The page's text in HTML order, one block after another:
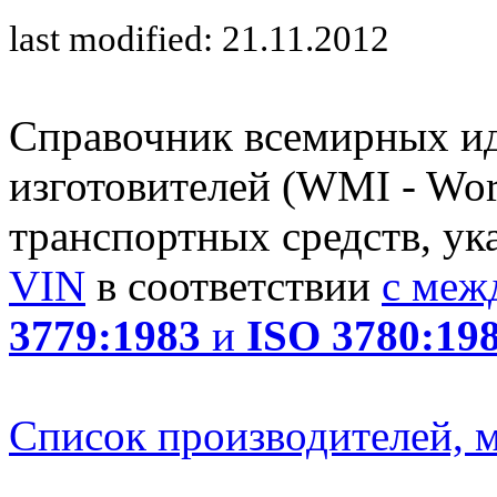
last modified: 21.11.2012
Справочник всемирных
изготовителей (WMI -
транспортных средств,
VIN в соответствии с
3779:1983 и ISO
Список производителей,